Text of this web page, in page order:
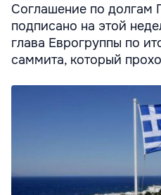
Соглашение по долгам
подписано на этой
глава Еврогруппы по
саммита, который